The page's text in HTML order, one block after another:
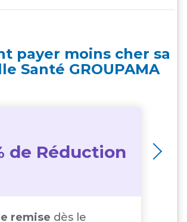
payer moins cher sa
Santé GROUPAMA
de Réduction
remise dès le